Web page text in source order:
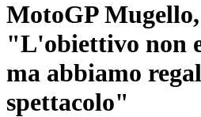
MotoGP
"L'obiettivo non
ma abbiamo
spettacolo"